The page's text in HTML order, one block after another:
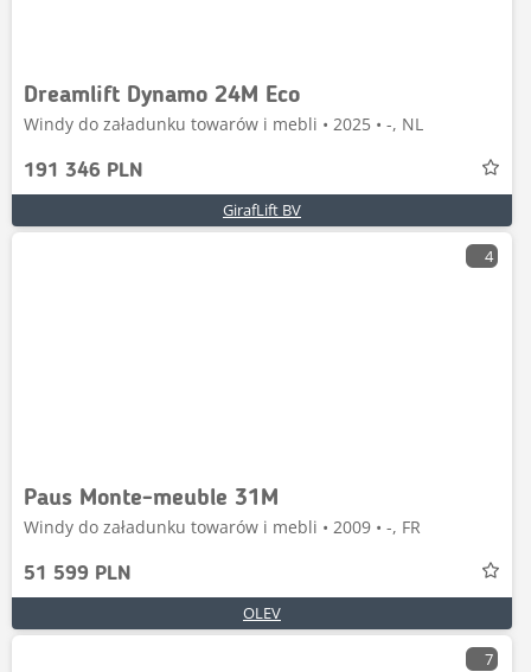
Dreamlift Dynamo 24M Eco
Windy do załadunku towarów i mebli • 2025 • -, NL
191 346 PLN
GirafLift BV
4
Paus Monte-meuble 31M
Windy do załadunku towarów i mebli • 2009 • -, FR
51 599 PLN
OLEV
7